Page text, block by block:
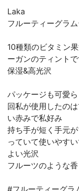
Laka
フルーティーグラ
10種類のビタミン
ーガンのティント
保湿&高光沢
パッケージも可愛
回私が使用したの
い赤みで私好み
持ち手が短く手元
っていて使いやす
よい光沢
フルーツのような香
#フルーティーグラ